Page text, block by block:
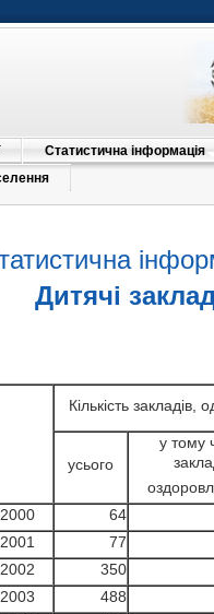
Статистична інформація
Дитячі
Кількість закладів,
усього
у тому
2000
64
2001
77
2002
350
2003
488